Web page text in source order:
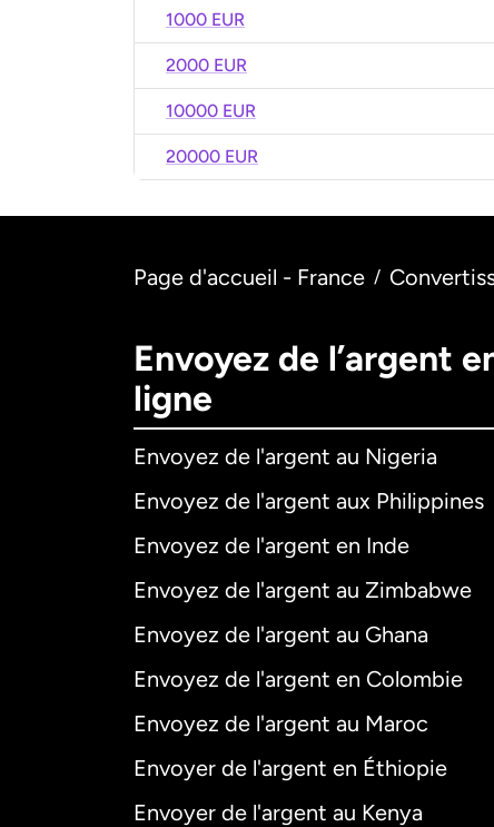
1000 EUR
2000 EUR
10000 EUR
20000 EUR
Page d'accueil - France /
Envoyez de l’argent
ligne
Envoyez de l'argent au Nigeria
Envoyez de l'argent aux Philippines
Envoyez de l'argent en Inde
Envoyez de l'argent au Zimbabwe
Envoyez de l'argent au Ghana
Envoyez de l'argent en Colombie
Envoyez de l'argent au Maroc
Envoyer de l'argent en Éthiopie
Envoyer de l'argent au Kenya